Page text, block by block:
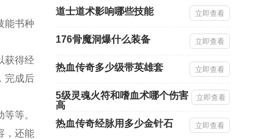
能书种
获得经
完成后
等。
，还能
道士道术影响哪些技能 立即查看
176骨魔洞爆什么装备 立即查看
热血传奇多少级带英雄套 立即查看
5级灵魂火符和嗜血术哪个伤害
高
立即查看
热血传奇经脉用多少金针石 立即查看